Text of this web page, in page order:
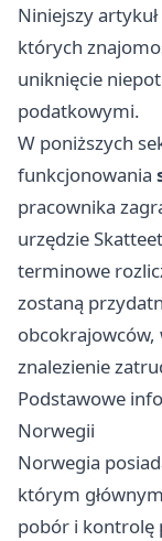
Niniejszy
których
uniknięcie
podatkowymi.
W poniższych
funkcjonowania
pracownika
urzędzie
terminowe
zostaną
obcokrajowców,
znalezienie
Podstawowe
Norwegii
Norwegia
którym
pobór i kontrolę